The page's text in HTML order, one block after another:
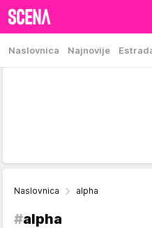
Naslovnica Najnovije
Naslovnica alpha
#alpha